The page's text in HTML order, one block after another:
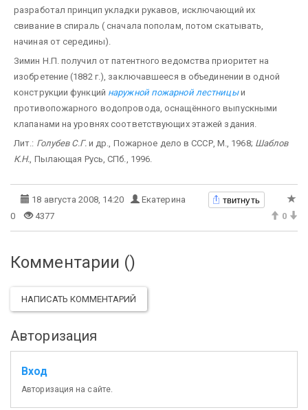
разработал принцип укладки рукавов, исключающий их
свивание в спираль ( сначала пополам, потом скатывать,
начиная от середины).
Зимин Н.П. получил от патентного ведомства приоритет на
изобретение (1882 г.), заключавшееся в объединении в одной
конструкции функций наружной пожарной лестницыи
противопожарного водопровода, оснащённого выпускными
клапанами на уровнях соответствующих этажей здания.
Лит.: Голубев С.Г. и др., Пожарное дело в СССР, М., 1968; Шаблов
К.Н. , Пылающая Русь, СПб., 1996.
18 августа 2008, 14:20 Екатерина твитнуть
0 4377 0
Комментарии ()
НАПИСАТЬ КОММЕНТАРИЙ
Авторизация
Вход
Авторизация на сайте.